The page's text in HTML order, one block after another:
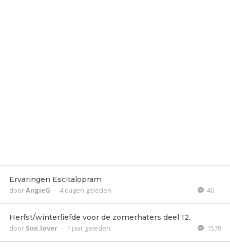
Ervaringen Escitalopram
doorAngieG - 4 dagen geleden 40
Herfst/winterliefde voor de zomerhaters deel 12.
door Sun.lover - 1 jaar geleden 1578